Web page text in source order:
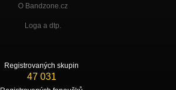
O Bandzone.cz
Loga a dtp.
Registrovaných skupin
47 031